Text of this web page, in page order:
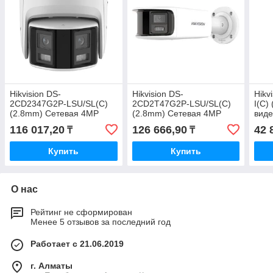
Hikvision DS-
2CD2347G2P-LSU/SL(C)
(2.8mm) Сетевая 4MP
камера ColorVu
116 017,20 ₸
Купить
Hikvision DS-
2CD2T47G2P-LSU/SL(C)
(2.8mm) Сетевая 4MP
камера ColorVu
126 666,90₸
Купить
I(C)
42
О нас
Рейтинг не сформирован
Менее 5 отзывов за последний год
Работает с 21.06.2019
г. Алматы